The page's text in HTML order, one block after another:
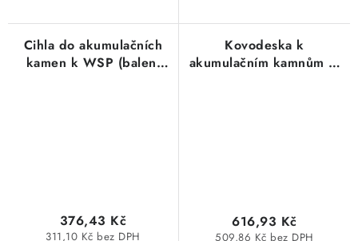
Cihla do akumulačních
kamen k WSP (balení
311,10 Kč bez DPH
376,43 Kč
Kovodeska k
akumulačním kamnům M
509,86 Kč bez DPH
616,93 Kč